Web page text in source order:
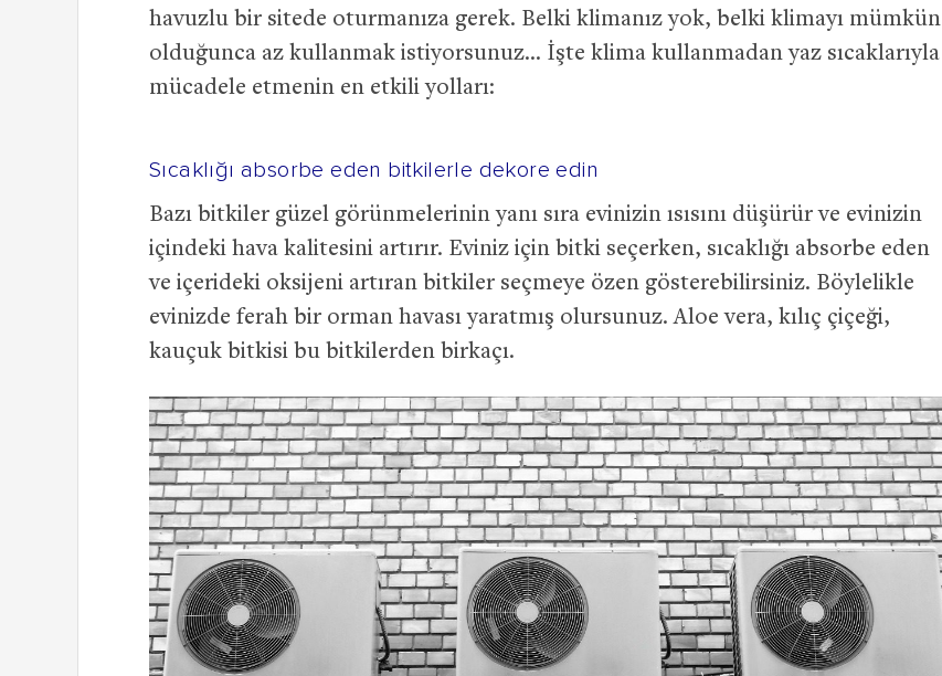
havuzlu bir sitede oturmanıza gerek. Belki klimanız yok, belki klimayı mümkün
olduğunca az kullanmak istiyorsunuz… İşte klima kullanmadan yaz sıcaklarıyla
mücadele etmenin en etkili yolları:
Sıcaklığı absorbe eden bitkilerle dekore edin
Bazı bitkiler güzel görünmelerinin yanı sıra evinizin ısısını düşürür ve evinizin
içindeki hava kalitesini artırır. Eviniz için bitki seçerken, sıcaklığı absorbe eden
ve içerideki oksijeni artıran bitkiler seçmeye özen gösterebilirsiniz. Böylelikle
evinizde ferah bir orman havası yaratmış olursunuz. Aloe vera, kılıç çiçeği,
kauçuk bitkisi bu bitkilerden birkaçı.